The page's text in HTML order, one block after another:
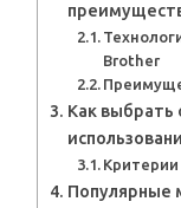
Brother
Как выбрать
Популярные